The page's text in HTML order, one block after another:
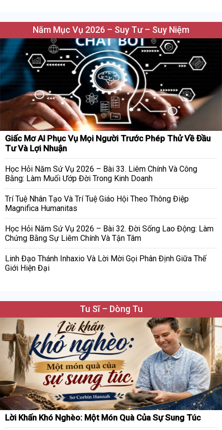
Năm Mục Vụ 2026 – Suy Tư – Suy Niệm
Giấc Mơ AI Phục Vụ Mọi Người Trước Phép Thử Về Đầu
Tư Và Lợi Nhuận
Học Hỏi Năm Sứ Vụ 2026 – Bài 33. Liêm Chính Và Công
Bằng: Làm Muối Ướp Đời Trong Kinh Doanh
Trí Tuệ Nhân Tạo Và Trí Tuệ Giáo Hội Theo Thông Điệp
Magnifica Humanitas
Học Hỏi Năm Sứ Vụ 2026 – Bài 32. Đời Sống Lao Động: Làm
Chứng Bằng Sự Liêm Chính Và Tận Tâm
Linh Đạo Thánh Inhaxio Và Lời Mời Gọi Phân Định Giữa Thế
Giới Hiện Đại
Tu Sĩ – Dòng Tu
Lời Khấn Khó Nghèo: Một Món Quà Của Sự Sung Túc